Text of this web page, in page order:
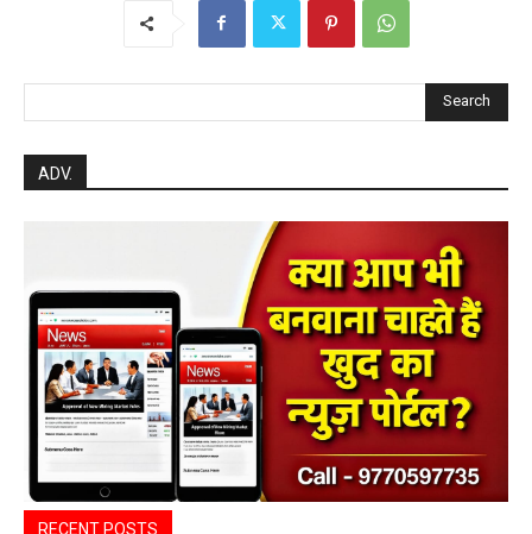
Search
ADV.
RECENT POSTS